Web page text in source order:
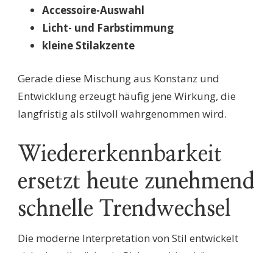
Accessoire-Auswahl
Licht- und Farbstimmung
kleine Stilakzente
Gerade diese Mischung aus Konstanz und
Entwicklung erzeugt häufig jene Wirkung, die
langfristig als stilvoll wahrgenommen wird.
Wiedererkennbarkeit
ersetzt heute zunehmend
schnelle Trendwechsel
Die moderne Interpretation von Stil entwickelt